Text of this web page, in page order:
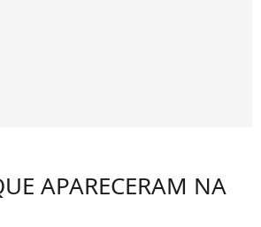
APARECERAM NA